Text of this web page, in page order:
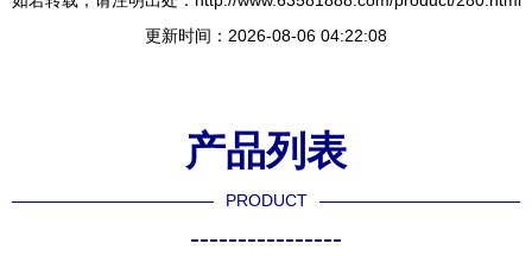
更新时间：2026-08-06 04:22:08
产品列表
PRODUCT
----------------